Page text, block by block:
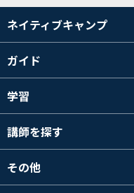
ネイティブキャンプ
ガイド
学習
講師を探す
その他